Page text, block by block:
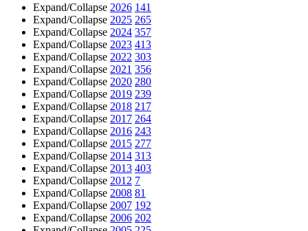
Expand/Collapse 2026 141
Expand/Collapse 2025 265
Expand/Collapse 2024 357
Expand/Collapse 2023 413
Expand/Collapse 2022 303
Expand/Collapse 2021 356
Expand/Collapse 2020 280
Expand/Collapse 2019 239
Expand/Collapse 2018 217
Expand/Collapse 2017 264
Expand/Collapse 2016 243
Expand/Collapse 2015 277
Expand/Collapse 2014 313
Expand/Collapse 2013 403
Expand/Collapse 2012 7
Expand/Collapse 2008 81
Expand/Collapse 2007 192
Expand/Collapse 2006 202